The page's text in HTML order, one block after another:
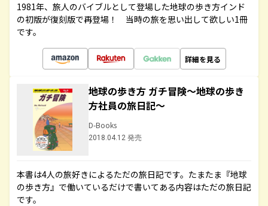
1981年、旅人のバイブルとして登場した地球の歩き方インド
の初版が復刻版で再登場！ 当時の旅を思い出して欲しい1冊
です。
詳細を見る
地球の歩き方 ガチ冒険～地球の歩き
方社員の旅日記～
D-Books
2018.04.12 発売
本書は4人の旅好きによるただの旅日記です。たまたま『地球
の歩き方』で働いているだけで書いてある内容はただの旅日記
です。